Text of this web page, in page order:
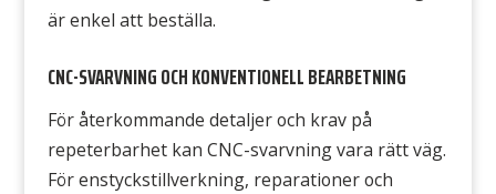
är enkel att beställa.
CNC-SVARVNING OCH KONVENTIONELL BEARBETNING
För återkommande detaljer och krav på
repeterbarhet kan CNC-svarvning vara rätt väg.
För enstyckstillverkning, reparationer och